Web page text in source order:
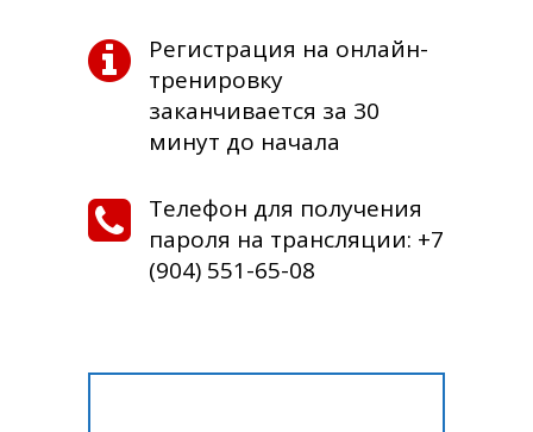
Регистрация на онлайн-
тренировку
заканчивается за 30
минут до начала
Телефон для получения
пароля на трансляции: +7
(904) 551-65-08